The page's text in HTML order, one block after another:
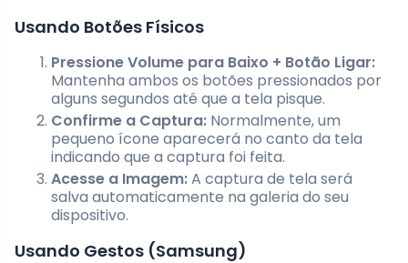
Usando Botões Físicos
Pressione Volume para Baixo + Botão Ligar:
Mantenha ambos os botões pressionados por
alguns segundos até que a tela pisque.
Confirme a Captura: Normalmente, um
pequeno ícone aparecerá no canto da tela
indicando que a captura foi feita.
Acesse a Imagem:A captura de tela será
salva automaticamente na galeria do seu
dispositivo.
Usando Gestos (Samsung)